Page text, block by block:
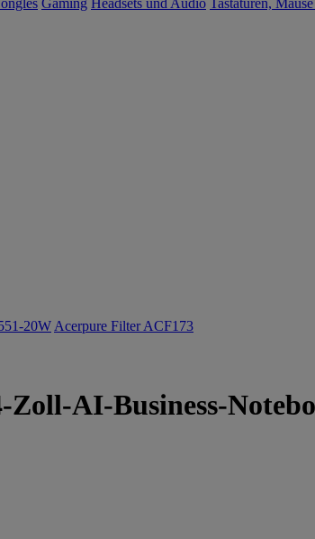
Gaming Headsets und Audio Tastaturen,
20W Acerpure Filter ACF173
AI-Business-